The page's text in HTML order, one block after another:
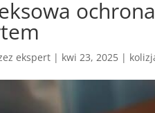
ekspert | kwi 23, 2025 |